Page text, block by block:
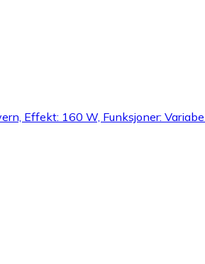
Effekt: 160 W, Funksjoner: